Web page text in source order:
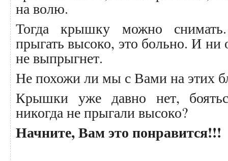
на волю.
Тогда крышку можно
прыгать высоко, это больно. И ни
не выпрыгнет.
Не похожи ли мы с Вами на этих
Крышки уже давно нет,
никогда не прыгали высоко?
Начните, Вам это понравится!!!